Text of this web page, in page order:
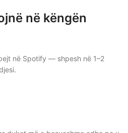
në këngën
në Spotify — shpesh në 1–2